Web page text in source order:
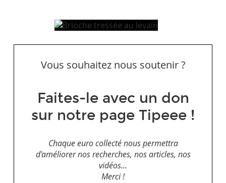
Vous souhaitez nous soutenir ?
Faites-le avec un don
sur notre page Tipeee !
Chaque euro collecté nous permettra
d'améliorer nos recherches, nos articles, nos
vidéos...
Merci !